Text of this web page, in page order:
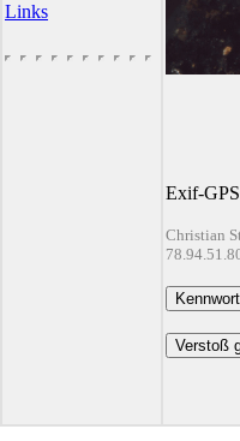
Links
Exif-
Christian